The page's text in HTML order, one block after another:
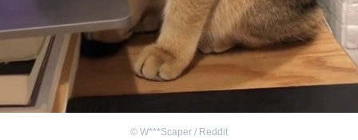
© W***Scaper / Reddit